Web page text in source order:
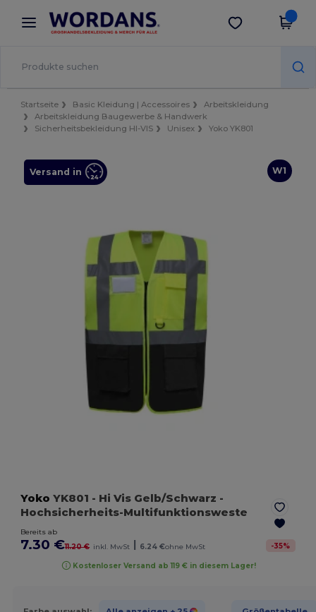
× Wordans App
Bessere Preise in der App!
App holen
Startseite Basic Kleidung | Accessoires
Arbeitskleidung
Arbeitskleidung Baugewerbe & Handwerk
Sicherheitsbekleidung HI-VIS
Unisex Yoko YK801
W1
Versand in
Yoko YK801 - Hi Vis Gelb/Schwarz -
Hochsicherheits-Multifunktionsweste
Bereits ab
7.30 €11.20 € inkl. MwSt | 6.24 €ohne MwSt -35%
Kostenloser Versand ab 119 € in diesem Lager!